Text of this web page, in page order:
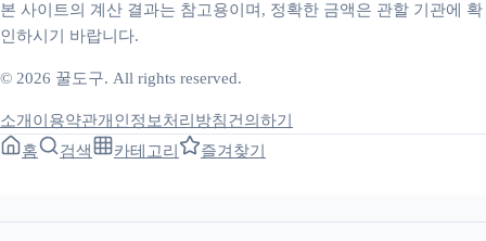
본 사이트의 계산 결과는 참고용이며, 정확한 금액은 관할 기관에 확
인하시기 바랍니다.
© 2026 꿀도구. All rights reserved.
소개 이용약관개인정보처리방침건의하기
홈
검색 카테고리 즐겨찾기